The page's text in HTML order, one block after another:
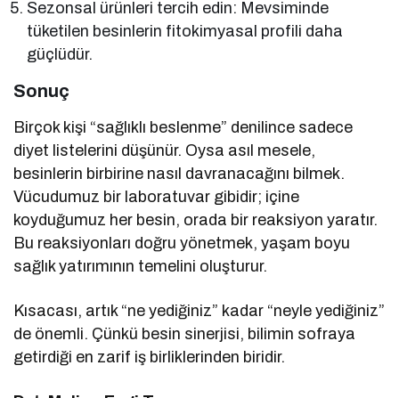
Sezonsal ürünleri tercih edin: Mevsiminde
tüketilen besinlerin fitokimyasal profili daha
güçlüdür.
Sonuç
Birçok kişi “sağlıklı beslenme” denilince sadece
diyet listelerini düşünür. Oysa asıl mesele,
besinlerin birbirine nasıl davranacağını bilmek.
Vücudumuz bir laboratuvar gibidir; içine
koyduğumuz her besin, orada bir reaksiyon yaratır.
Bu reaksiyonları doğru yönetmek, yaşam boyu
sağlık yatırımının temelini oluşturur.
Kısacası, artık “ne yediğiniz” kadar “neyle yediğiniz”
de önemli. Çünkü besin sinerjisi, bilimin sofraya
getirdiği en zarif iş birliklerinden biridir.